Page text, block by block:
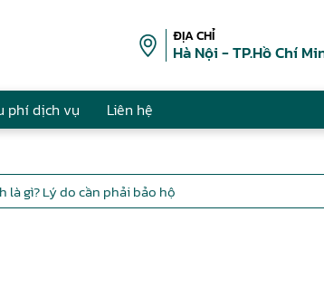
ĐỊA CHỈ
Hà Nội - TP.Hồ Chí
phí dịch vụ Liên hệ
gì? Lý do cần phải bảo hộ